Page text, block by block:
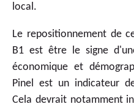
local.
Le repositionnement de
B1 est être le signe
économique et
Pinel est un indicateur
Cela devrait notamment